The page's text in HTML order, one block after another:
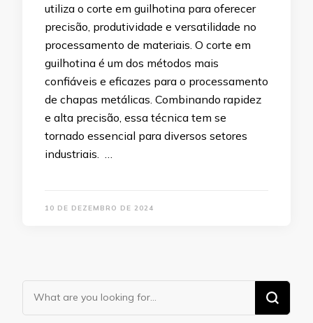
utiliza o corte em guilhotina para oferecer
precisão, produtividade e versatilidade no
processamento de materiais. O corte em
guilhotina é um dos métodos mais
confiáveis e eficazes para o processamento
de chapas metálicas. Combinando rapidez
e alta precisão, essa técnica tem se
tornado essencial para diversos setores
industriais. …
10 DE DEZEMBRO DE 2024
Looking
for